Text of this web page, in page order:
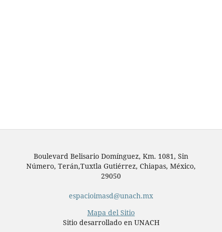
Boulevard Belisario Domínguez, Km. 1081, Sin
Número, Terán,Tuxtla Gutiérrez, Chiapas, México,
29050
espacioimasd@unach.mx
Mapa del Sitio
Sitio desarrollado en UNACH